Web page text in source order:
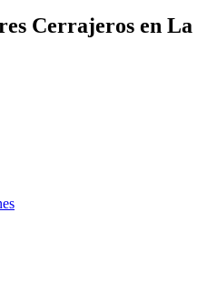
Cerrajeros en La